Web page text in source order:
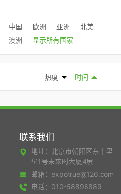
中国 欧洲 亚洲
北美
澳洲 显示所有国家
热度 时间
联系我们
地址：北京市朝阳区东十里
堡1号未来时大厦4层
邮箱：expotrue@126.com
电话：010-58896889